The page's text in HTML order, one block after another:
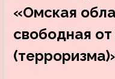
«Омская
свободная